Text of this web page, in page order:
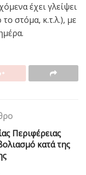
έχει γλείψει
στόμα, κ.τ.λ.), με
Περιφέρειας
κατά της